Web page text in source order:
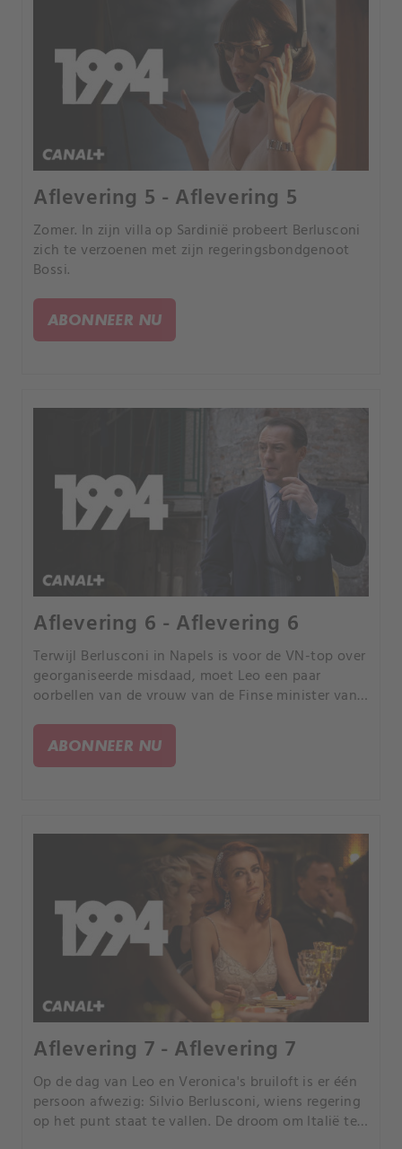
Aflevering 5 - Aflevering 5
Zomer. In zijn villa op Sardinië probeert Berlusconi
zich te verzoenen met zijn regeringsbondgenoot
Bossi.
ABONNEER NU
Aflevering 6 - Aflevering 6
Terwijl Berlusconi in Napels is voor de VN-top over
georganiseerde misdaad, moet Leo een paar
oorbellen van de vrouw van de Finse minister van
krijgt.
ABONNEER NU
Aflevering 7 - Aflevering 7
Op de dag van Leo en Veronica's bruiloft is er één
persoon afwezig: Silvio Berlusconi, wiens regering
op het punt staat te vallen. De droom om Italië te